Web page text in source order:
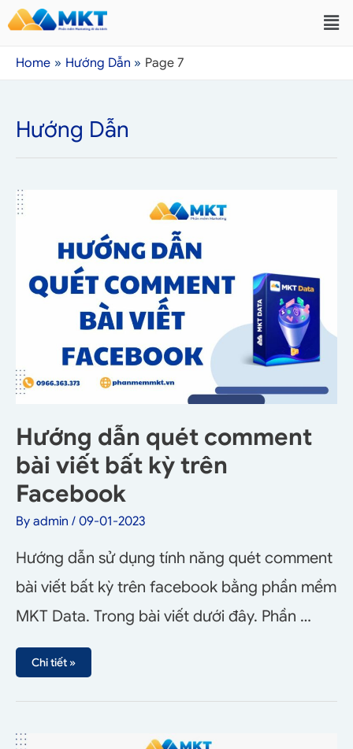
Home Hướng Dẫn Page 7
Hướng Dẫn
Hướng dẫn quét comment
bài viết bất kỳ trên
Facebook
By admin / 09-01-2023
Hướng dẫn sử dụng tính năng quét comment
bài viết bất kỳ trên facebook bằng phần mềm
MKT Data. Trong bài viết dưới đây. Phần …
Chi tiết »